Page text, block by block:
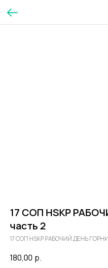
17 СОП HSKP
часть 2
17 СОП HSKP РАБОЧИЙ ДЕНЬ
180,00 р.